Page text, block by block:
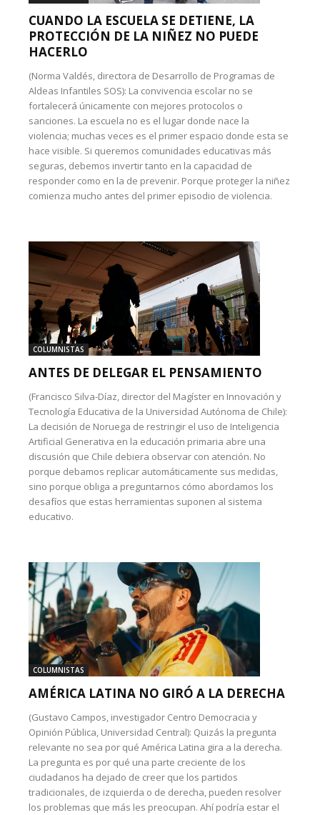
CUANDO LA ESCUELA SE DETIENE, LA
PROTECCIÓN DE LA NIÑEZ NO PUEDE
HACERLO
(Norma Valdés, directora de Desarrollo de Programas de
Aldeas Infantiles SOS): La convivencia escolar no se
fortalecerá únicamente con mejores protocolos o
sanciones. La escuela no es el lugar donde nace la
violencia; muchas veces es el primer espacio donde esta se
hace visible. Si queremos comunidades educativas más
seguras, debemos invertir tanto en la capacidad de
responder como en la de prevenir. Porque proteger la niñez
comienza mucho antes del primer episodio de violencia.
COLUMNISTAS
ANTES DE DELEGAR EL PENSAMIENTO
(Francisco Silva-Díaz, director del Magíster en Innovación y
Tecnología Educativa de la Universidad Autónoma de Chile):
La decisión de Noruega de restringir el uso de Inteligencia
Artificial Generativa en la educación primaria abre una
discusión que Chile debiera observar con atención. No
porque debamos replicar automáticamente sus medidas,
sino porque obliga a preguntarnos cómo abordamos los
desafíos que estas herramientas suponen al sistema
educativo.
COLUMNISTAS
AMÉRICA LATINA NO GIRÓ A LA DERECHA
(Gustavo Campos, investigador Centro Democracia y
Opinión Pública, Universidad Central): Quizás la pregunta
relevante no sea por qué América Latina gira a la derecha.
La pregunta es por qué una parte creciente de los
ciudadanos ha dejado de creer que los partidos
tradicionales, de izquierda o de derecha, pueden resolver
los problemas que más les preocupan. Ahí podría estar el